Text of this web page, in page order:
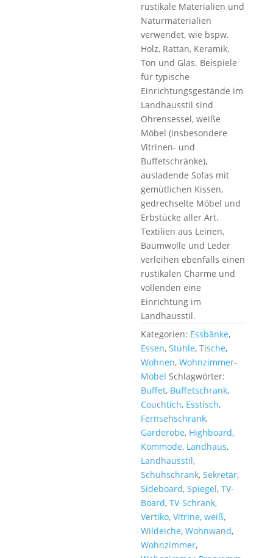
rustikale Materialien und
Naturmaterialien
verwendet, wie bspw.
Holz, Rattan, Keramik,
Ton und Glas. Beispiele
für typische
Einrichtungsgestände im
Landhausstil sind
Ohrensessel, weiße
Möbel (insbesondere
Vitrinen- und
Buffetschränke),
ausladende Sofas mit
gemütlichen Kissen,
gedrechselte Möbel und
Erbstücke aller Art.
Textilien aus Leinen,
Baumwolle und Leder
verleihen ebenfalls einen
rustikalen Charme und
vollenden eine
Einrichtung im
Landhausstil.
Kategorien: Essbänke,
Essen,Stühle,Tische,
Wohnen,Wohnzimmer-
Möbel Schlagwörter:
Buffet, Buffetschrank,
Couchtich, Esstisch,
Fernsehschrank,
Garderobe, Highboard,
Kommode, Landhaus,
Landhausstil,
Schuhschrank,Sekretär,
Sideboard,Spiegel,TV-
Board,TV-Schrank,
Vertiko,Vitrine,weiß,
Wildeiche,Wohnwand,
Wohnzimmer,